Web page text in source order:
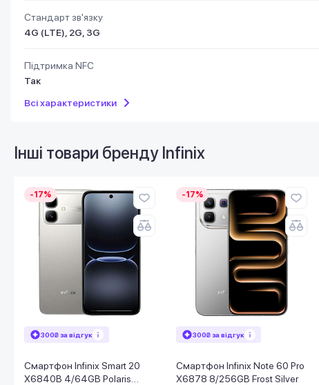
Стандарт зв'язку
4G (LTE), 2G, 3G
Підтримка NFC
Так
Всі характеристики
Інші товари бренду Infinix
-17%
300₴ за відгук
Смартфон Infinix Smart 20
X6840B 4/64GB Polaris
-17%
300₴ за відгук
Смартфон Infinix Note 60 Pro
X6878 8/256GB Frost Silver